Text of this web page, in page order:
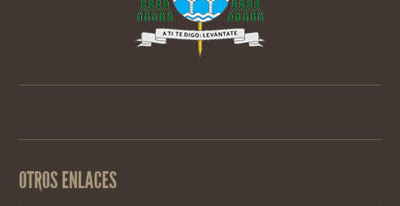
OTROS ENLACES